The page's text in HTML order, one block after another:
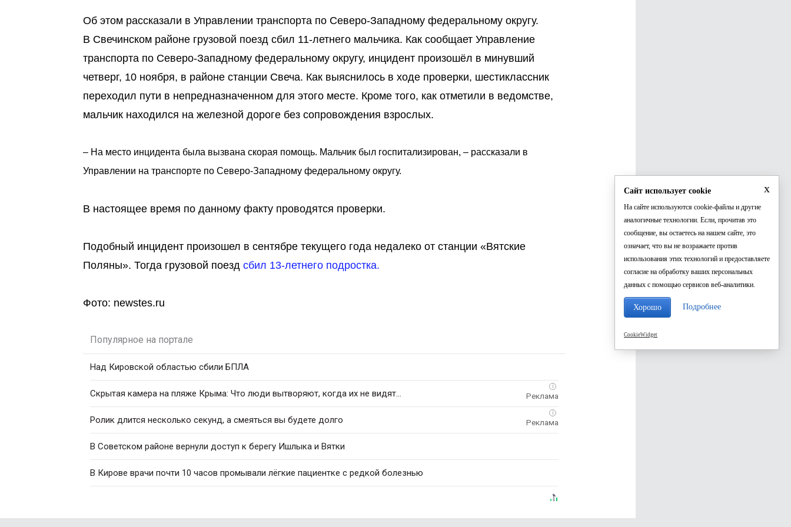
Об этом рассказали в Управлении транспорта по Северо-Западному федеральному округу.
В Свечинском районе грузовой поезд сбил 11-летнего мальчика. Как сообщает Управление
транспорта по Северо-Западному федеральному округу, инцидент произошёл в минувший
четверг, 10 ноября, в районе станции Свеча. Как выяснилось в ходе проверки, шестиклассник
переходил пути в непредназначенном для этого месте. Кроме того, как отметили в ведомстве,
мальчик находился на железной дороге без сопровождения взрослых.
– На место инцидента была вызвана скорая помощь. Мальчик был госпитализирован, – рассказали в
Управлении на транспорте по Северо-Западному федеральному округу.
В настоящее время по данному факту проводятся проверки.
Подобный инцидент произошел в сентябре текущего года недалеко от станции «Вятские
Поляны». Тогда грузовой поезд сбил 13-летнего подростка.
Фото: newstes.ru
Популярное на портале
Над Кировской областью сбили БПЛА
i
Скрытая камера на пляже Крыма: Что люди вытворяют, когда их не видят...
i
Ролик длится несколько секунд, а смеяться вы будете долго
В Советском районе вернули доступ к берегу Ишлыка и Вятки
В Кирове врачи почти 10 часов промывали лёгкие пациентке с редкой болезнью
x
Сайт использует cookie
На сайте используются cookie-файлы и другие
аналогичные технологии. Если, прочитав это
сообщение, вы остаетесь на нашем сайте, это
означает, что вы не возражаете против
использования этих технологий и предоставляете
согласие на обработку ваших персональных
данных с помощью сервисов веб-аналитики.
Хорошо Подробнее
CookieWidget